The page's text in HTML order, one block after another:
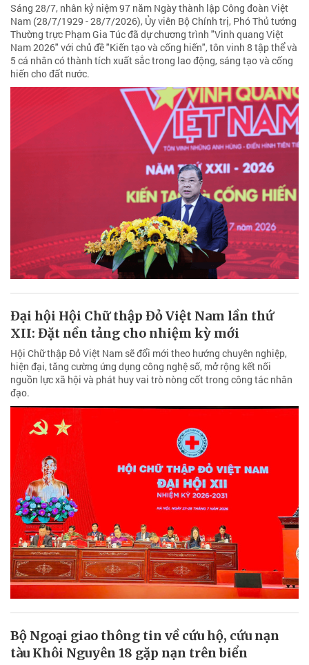
Sáng 28/7, nhân kỷ niệm 97 năm Ngày thành lập Công đoàn Việt
Nam (28/7/1929 - 28/7/2026), Ủy viên Bộ Chính trị, Phó Thủ tướng
Thường trực Phạm Gia Túc đã dự chương trình "Vinh quang Việt
Nam 2026" với chủ đề "Kiến tạo và cống hiến", tôn vinh 8 tập thể và
5 cá nhân có thành tích xuất sắc trong lao động, sáng tạo và cống
hiến cho đất nước.
Đại hội Hội Chữ thập Đỏ Việt Nam lần thứ
XII: Đặt nền tảng cho nhiệm kỳ mới
Hội Chữ thập Đỏ Việt Nam sẽ đổi mới theo hướng chuyên nghiệp,
hiện đại, tăng cường ứng dụng công nghệ số, mở rộng kết nối
nguồn lực xã hội và phát huy vai trò nòng cốt trong công tác nhân
đạo.
Bộ Ngoại giao thông tin về cứu hộ, cứu nạn
tàu Khôi Nguyên 18 gặp nạn trên biển